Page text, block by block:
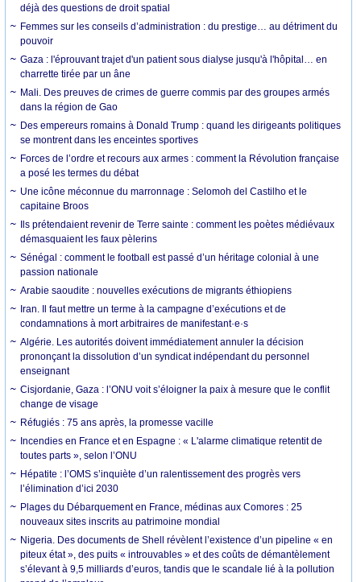
déjà des questions de droit spatial
Femmes sur les conseils d’administration : du prestige… au détriment du
pouvoir
Gaza : l'éprouvant trajet d'un patient sous dialyse jusqu'à l'hôpital… en
charrette tirée par un âne
Mali. Des preuves de crimes de guerre commis par des groupes armés
dans la région de Gao
Des empereurs romains à Donald Trump : quand les dirigeants politiques
se montrent dans les enceintes sportives
Forces de l’ordre et recours aux armes : comment la Révolution française
a posé les termes du débat
Une icône méconnue du marronnage : Selomoh del Castilho et le
capitaine Broos
Ils prétendaient revenir de Terre sainte : comment les poètes médiévaux
démasquaient les faux pèlerins
Sénégal : comment le football est passé d’un héritage colonial à une
passion nationale
Arabie saoudite : nouvelles exécutions de migrants éthiopiens
Iran. Il faut mettre un terme à la campagne d’exécutions et de
condamnations à mort arbitraires de manifestant·e·s
Algérie. Les autorités doivent immédiatement annuler la décision
prononçant la dissolution d’un syndicat indépendant du personnel
enseignant
Cisjordanie, Gaza : l’ONU voit s’éloigner la paix à mesure que le conflit
change de visage
Réfugiés : 75 ans après, la promesse vacille
Incendies en France et en Espagne : « L'alarme climatique retentit de
toutes parts », selon l’ONU
Hépatite : l’OMS s’inquiète d’un ralentissement des progrès vers
l’élimination d’ici 2030
Plages du Débarquement en France, médinas aux Comores : 25
nouveaux sites inscrits au patrimoine mondial
Nigeria. Des documents de Shell révèlent l’existence d’un pipeline « en
piteux état », des puits « introuvables » et des coûts de démantèlement
s’élevant à 9,5 milliards d’euros, tandis que le scandale lié à la pollution